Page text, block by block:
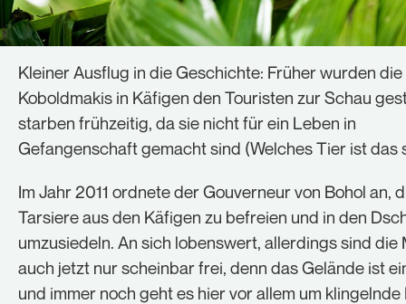
Kleiner Ausflug in die Geschichte: Früher wurden die
Koboldmakis in Käfigen den Touristen zur Schau
starben frühzeitig, da sie nicht für ein Leben in
Gefangenschaft gemacht sind (Welches Tier ist das
Im Jahr 2011 ordnete der Gouverneur von Bohol an,
Tarsiere aus den Käfigen zu befreien und in den
umzusiedeln. An sich lobenswert, allerdings sind die
auch jetzt nur scheinbar frei, denn das Gelände ist
und immer noch geht es hier vor allem um klingelnde